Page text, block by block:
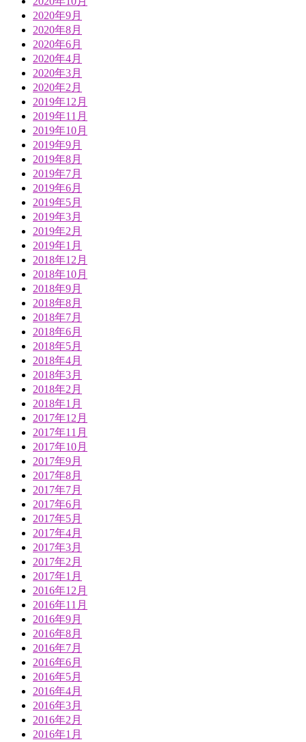
2020年9月
2020年8月
2020年6月
2020年4月
2020年3月
2020年2月
2019年12月
2019年11月
2019年10月
2019年9月
2019年8月
2019年7月
2019年6月
2019年5月
2019年3月
2019年2月
2019年1月
2018年12月
2018年10月
2018年9月
2018年8月
2018年7月
2018年6月
2018年5月
2018年4月
2018年3月
2018年2月
2018年1月
2017年12月
2017年11月
2017年10月
2017年9月
2017年8月
2017年7月
2017年6月
2017年5月
2017年4月
2017年3月
2017年2月
2017年1月
2016年12月
2016年11月
2016年9月
2016年8月
2016年7月
2016年6月
2016年5月
2016年4月
2016年3月
2016年2月
2016年1月